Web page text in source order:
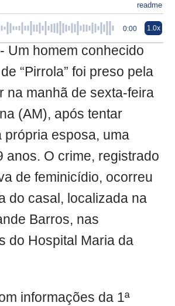
readme
0:00 1.0x
Um homem conhecido
“Pirrola” foi preso pela
na manhã de sexta-feira
(AM), após tentar
própria esposa, uma
anos. O crime, registrado
de feminicídio, ocorreu
do casal, localizada na
Barros, nas
do Hospital Maria da
informações da 1ª